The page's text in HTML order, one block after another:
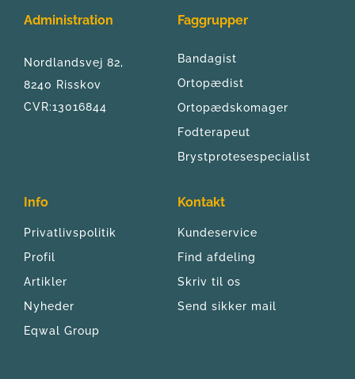
Administration
Nordlandsvej 82,
8240 Risskov
CVR:13016844
Faggrupper
Bandagist
Ortopædist
Ortopædskomager
Fodterapeut
Brystprotesespecialist
Info
Privatlivspolitik
Profil
Artikler
Nyheder
Eqwal Group
Kontakt
Kundeservice
Find afdeling
Skriv til os
Send sikker mail